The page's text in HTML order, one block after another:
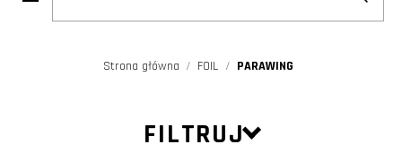
Strona główna FOIL PARAWING
FILTRUJ